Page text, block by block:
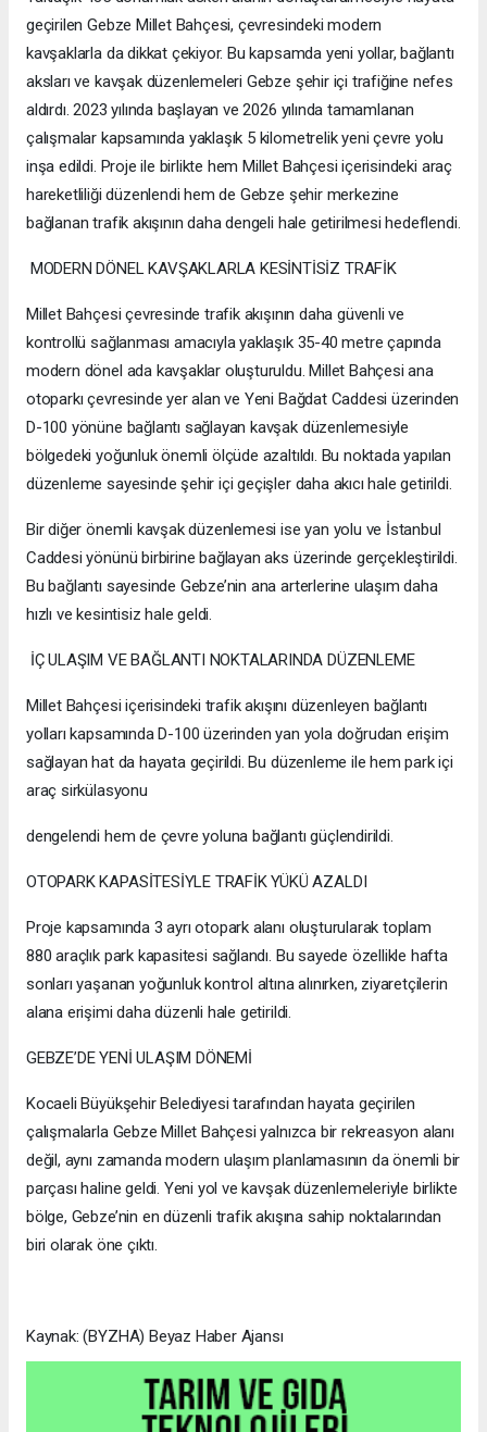
geçirilen Gebze Millet Bahçesi, çevresindeki modern
kavşaklarla da dikkat çekiyor. Bu kapsamda yeni yollar, bağlantı
aksları ve kavşak düzenlemeleri Gebze şehir içi trafiğine nefes
aldırdı. 2023 yılında başlayan ve 2026 yılında tamamlanan
çalışmalar kapsamında yaklaşık 5 kilometrelik yeni çevre yolu
inşa edildi. Proje ile birlikte hem Millet Bahçesi içerisindeki araç
hareketliliği düzenlendi hem de Gebze şehir merkezine
bağlanan trafik akışının daha dengeli hale getirilmesi hedeflendi.
MODERN DÖNEL KAVŞAKLARLA KESİNTİSİZ TRAFİK
Millet Bahçesi çevresinde trafik akışının daha güvenli ve
kontrollü sağlanması amacıyla yaklaşık 35-40 metre çapında
modern dönel ada kavşaklar oluşturuldu. Millet Bahçesi ana
otoparkı çevresinde yer alan ve Yeni Bağdat Caddesi üzerinden
D-100 yönüne bağlantı sağlayan kavşak düzenlemesiyle
bölgedeki yoğunluk önemli ölçüde azaltıldı. Bu noktada yapılan
düzenleme sayesinde şehir içi geçişler daha akıcı hale getirildi.
Bir diğer önemli kavşak düzenlemesi ise yan yolu ve İstanbul
Caddesi yönünü birbirine bağlayan aks üzerinde gerçekleştirildi.
Bu bağlantı sayesinde Gebze’nin ana arterlerine ulaşım daha
hızlı ve kesintisiz hale geldi.
İÇ ULAŞIM VE BAĞLANTI NOKTALARINDA DÜZENLEME
Millet Bahçesi içerisindeki trafik akışını düzenleyen bağlantı
yolları kapsamında D-100 üzerinden yan yola doğrudan erişim
sağlayan hat da hayata geçirildi. Bu düzenleme ile hem park içi
araç sirkülasyonu
dengelendi hem de çevre yoluna bağlantı güçlendirildi.
OTOPARK KAPASİTESİYLE TRAFİK YÜKÜ AZALDI
Proje kapsamında 3 ayrı otopark alanı oluşturularak toplam
880 araçlık park kapasitesi sağlandı. Bu sayede özellikle hafta
sonları yaşanan yoğunluk kontrol altına alınırken, ziyaretçilerin
alana erişimi daha düzenli hale getirildi.
GEBZE’DE YENİ ULAŞIM DÖNEMİ
Kocaeli Büyükşehir Belediyesi tarafından hayata geçirilen
çalışmalarla Gebze Millet Bahçesi yalnızca bir rekreasyon alanı
değil, aynı zamanda modern ulaşım planlamasının da önemli bir
parçası haline geldi. Yeni yol ve kavşak düzenlemeleriyle birlikte
bölge, Gebze’nin en düzenli trafik akışına sahip noktalarından
biri olarak öne çıktı.
Kaynak: (BYZHA) Beyaz Haber Ajansı